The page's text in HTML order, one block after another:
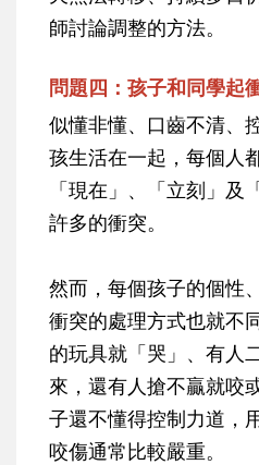
師討論調整的方法。
問題四：孩子和同學起
似懂非懂、口齒不清、
孩生活在一起，每個人
「現在」、「立刻」及
許多的衝突。
然而，每個孩子的個性
衝突的處理方式也就不
的玩具就「哭」、有人
來，還有人搶不贏就咬
子還不懂得控制力道，
咬傷通常比較嚴重。